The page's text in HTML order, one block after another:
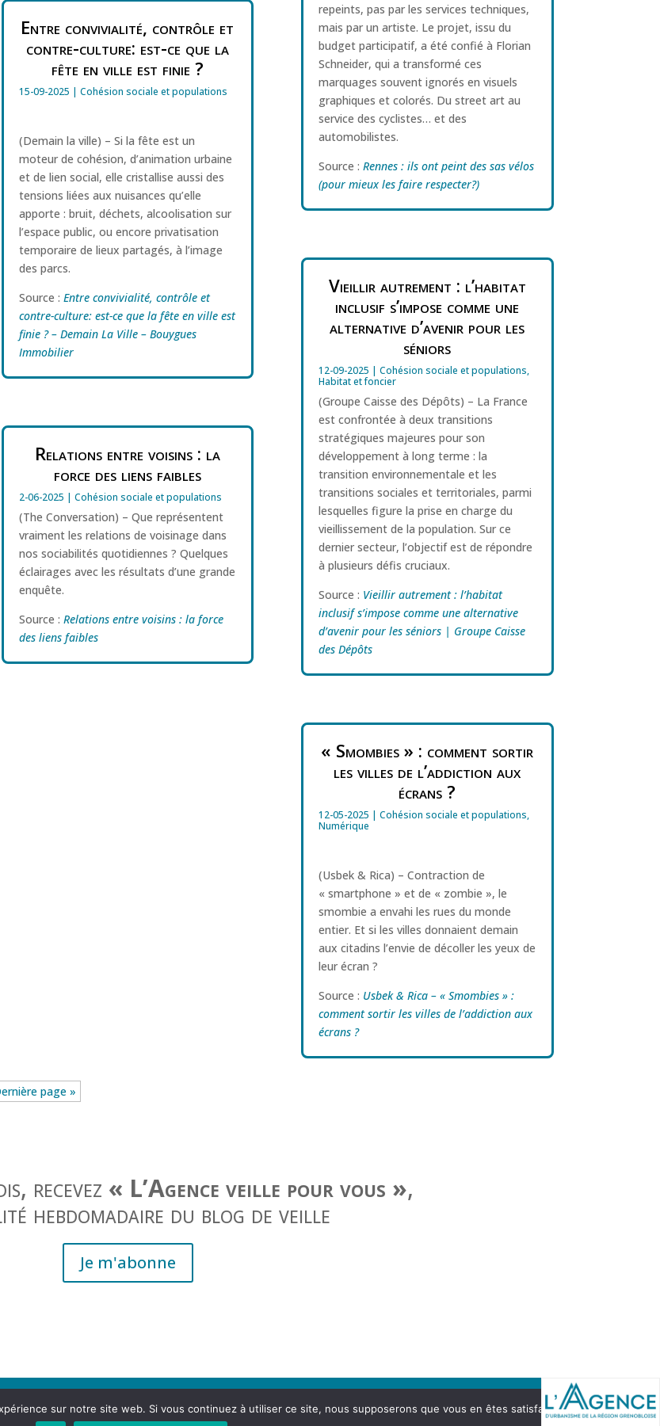
Entre convivialité, contrôle et
contre-culture: est-ce que la
fête en ville est finie ?
15-09-2025 | Cohésion sociale et populations
(Demain la ville) – Si la fête est un
moteur de cohésion, d’animation urbaine
et de lien social, elle cristallise aussi des
tensions liées aux nuisances qu’elle
apporte : bruit, déchets, alcoolisation sur
l’espace public, ou encore privatisation
temporaire de lieux partagés, à l’image
des parcs.
Source : Entre convivialité, contrôle et
contre-culture: est-ce que la fête en ville est
finie ? – Demain La Ville – Bouygues
Immobilier
Relations entre voisins : la
force des liens faibles
2-06-2025 | Cohésion sociale et populations
(The Conversation) – Que représentent
vraiment les relations de voisinage dans
nos sociabilités quotidiennes ? Quelques
éclairages avec les résultats d’une grande
enquête.
Source : Relations entre voisins : la force
des liens faibles
repeints, pas par les services techniques,
mais par un artiste. Le projet, issu du
budget participatif, a été confié à Florian
Schneider, qui a transformé ces
marquages souvent ignorés en visuels
graphiques et colorés. Du street art au
service des cyclistes… et des
automobilistes.
Source : Rennes : ils ont peint des sas vélos
(pour mieux les faire respecter?)
Vieillir autrement : l’habitat
inclusif s’impose comme une
alternative d’avenir pour les
séniors
12-09-2025 | Cohésion sociale et populations,
Habitat et foncier
(Groupe Caisse des Dépôts) – La France
est confrontée à deux transitions
stratégiques majeures pour son
développement à long terme : la
transition environnementale et les
transitions sociales et territoriales, parmi
lesquelles figure la prise en charge du
vieillissement de la population. Sur ce
dernier secteur, l’objectif est de répondre
à plusieurs défis cruciaux.
Source : Vieillir autrement : l’habitat
inclusif s’impose comme une alternative
d’avenir pour les séniors | Groupe Caisse
des Dépôts
« Smombies » : comment sortir
les villes de l’addiction aux
écrans ?
12-05-2025 | Cohésion sociale et populations,
Numérique
(Usbek & Rica) – Contraction de
« smartphone » et de « zombie », le
smombie a envahi les rues du monde
entier. Et si les villes donnaient demain
aux citadins l’envie de décoller les yeux de
leur écran ?
Source : Usbek & Rica – « Smombies » :
comment sortir les villes de l’addiction aux
écrans ?
page »
recevez « L’Agence veille pour vous »,
hebdomadaire du blog de veille
Je m'abonne
38000 Grenoble
sur notre site web. Si vous continuez à utiliser ce site, nous supposerons que vous en êtes satisfait.